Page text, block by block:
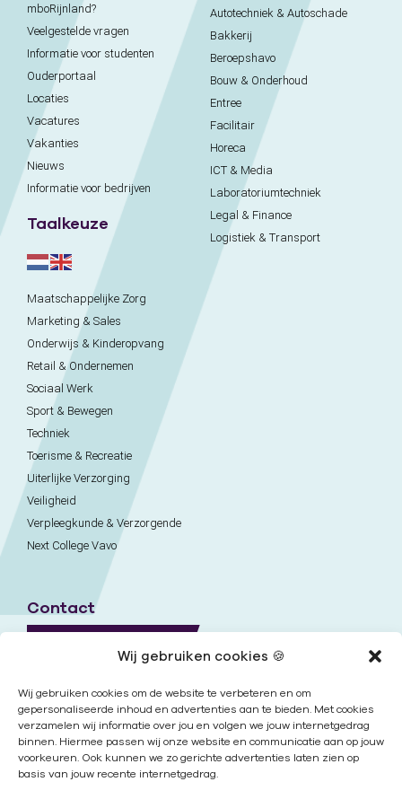
Wij gebruiken cookies 🍪
Wij gebruiken cookies om de website te verbeteren en om
gepersonaliseerde inhoud en advertenties aan te bieden. Met cookies
verzamelen wij informatie over jou en volgen we jouw internetgedrag
binnen. Hiermee passen wij onze website en communicatie aan op jouw
voorkeuren. Ook kunnen we zo gerichte advertenties laten zien op
basis van jouw recente internetgedrag.
mboRijnland?
Veelgestelde vragen
Informatie voor studenten
Ouderportaal
Locaties
Vacatures
Vakanties
Nieuws
Informatie voor bedrijven
Taalkeuze
Autotechniek & Autoschade
Bakkerij
Beroepshavo
Bouw & Onderhoud
Entree
Facilitair
Horeca
ICT & Media
Laboratoriumtechniek
Legal & Finance
Logistiek & Transport
Maatschappelijke Zorg
Marketing & Sales
Onderwijs & Kinderopvang
Retail & Ondernemen
Sociaal Werk
Sport & Bewegen
Techniek
Toerisme & Recreatie
Uiterlijke Verzorging
Veiligheid
Verpleegkunde & Verzorgende
Next College Vavo
Contact
Nieuwsbrief